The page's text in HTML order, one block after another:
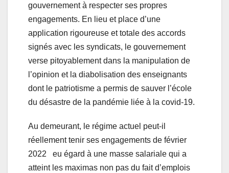
gouvernement à respecter ses propres
engagements. En lieu et place d’une
application rigoureuse et totale des accords
signés avec les syndicats, le gouvernement
verse pitoyablement dans la manipulation de
l’opinion et la diabolisation des enseignants
dont le patriotisme a permis de sauver l’école
du désastre de la pandémie liée à la covid-19.
Au demeurant, le régime actuel peut-il
réellement tenir ses engagements de février
2022 eu égard à une masse salariale qui a
atteint les maximas non pas du fait d’emplois